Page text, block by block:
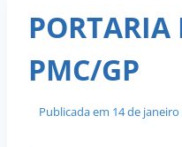
PMC/GP
Publicada em 14 de janeiro